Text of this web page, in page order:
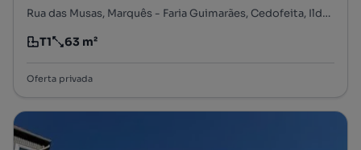
Rua das Musas, Marquês - Faria Guimarães, Cedofeita, Ildefonso, Sé, Miragaia, Nicolau, Vitória, Porto, Porto
Tipologia
T1
Preço por metro quadrado
63 m²
Oferta privada